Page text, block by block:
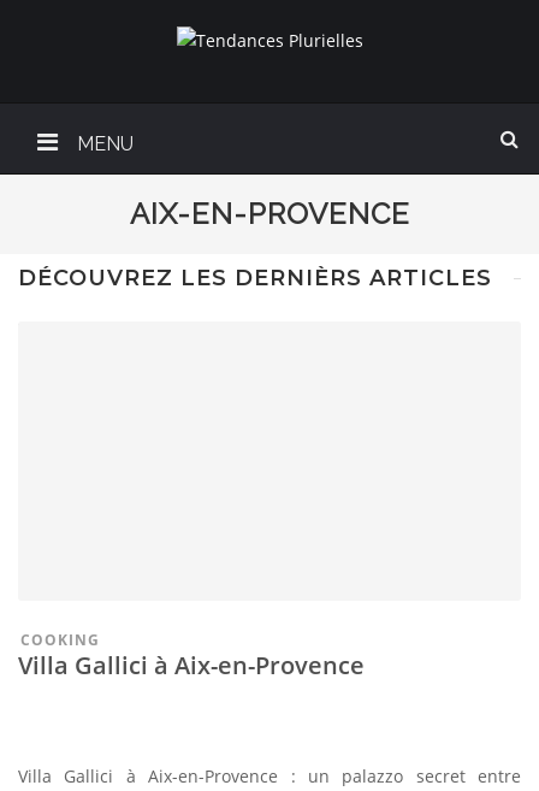
MENU
AIX-EN-PROVENCE
DÉCOUVREZ LES DERNIÈRS ARTICLES
COOKING
Villa Gallici à Aix-en-Provence
Villa Gallici à Aix-en-Provence : un palazzo secret entre